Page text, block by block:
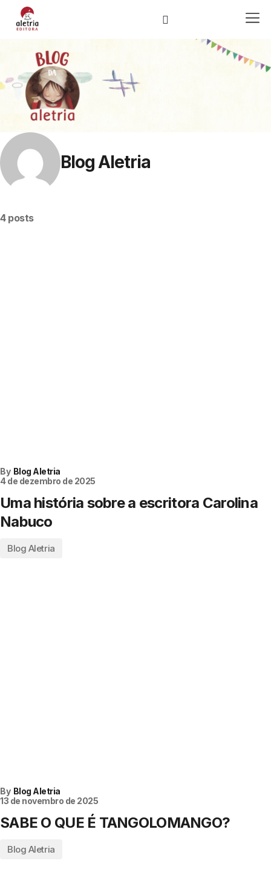
Blog Aletria
4 posts
By Blog Aletria
4 de dezembro de 2025
Uma história sobre a escritora Carolina
Nabuco
Blog Aletria
By Blog Aletria
13 de novembro de 2025
SABE O QUE É TANGOLOMANGO?
Blog Aletria